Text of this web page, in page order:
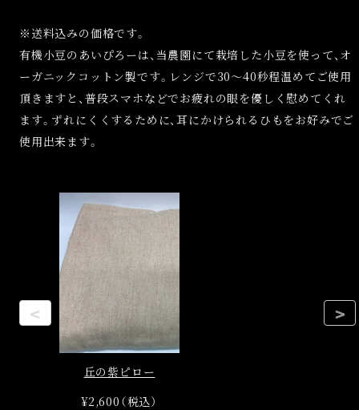
※送料込みの価格です。
有機小豆のあいぴろーは、当農園にて栽培した小豆を使って、オ
ーガニックコットン製です。レンジで30～40秒程温めてご使用
頂きますと、普段スマホなどでお疲れの眼を優しく慰めてくれ
ます。ずれにくくするために、耳にかけられるひもをお好みでご
使用出来ます。
丘の紫ピロー
¥2,600（税込）
< >